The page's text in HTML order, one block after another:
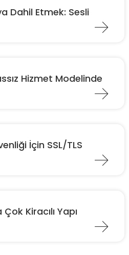
Dahil Etmek: Sesli
Hizmet Modelinde
İçin SSL/TLS
Kiracılı Yapı